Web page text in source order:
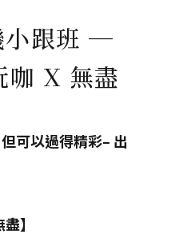
小跟班 ─
咖 X 無盡
可以過得精彩– 出
】